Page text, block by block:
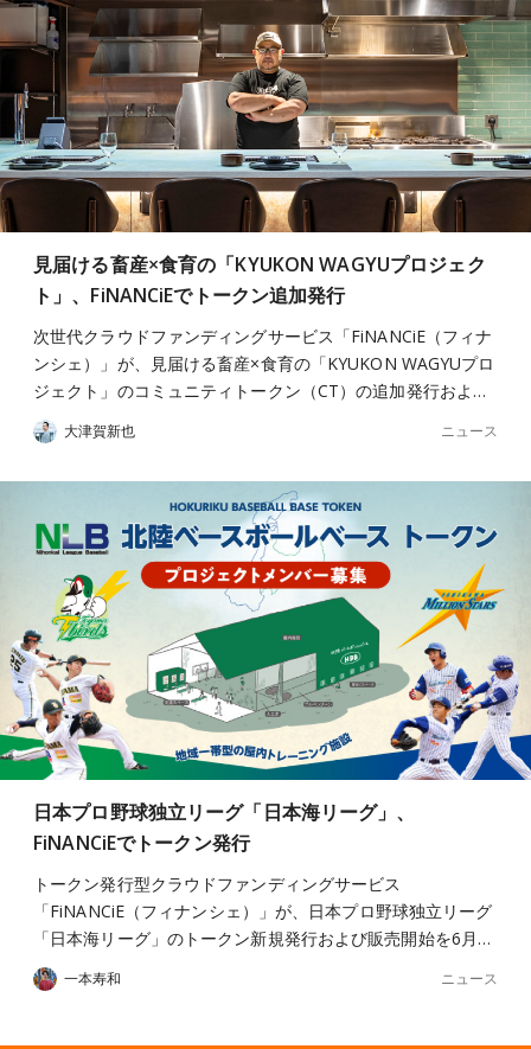
見届ける畜産×食育の「KYUKON WAGYUプロジェク
ト」、FiNANCiEでトークン追加発行
次世代クラウドファンディングサービス「FiNANCiE（フィナ
ンシェ）」が、見届ける畜産×食育の「KYUKON WAGYUプロ
ジェクト」のコミュニティトークン（CT）の追加発行およ…
大津賀新也 ニュース
日本プロ野球独立リーグ「日本海リーグ」、
FiNANCiEでトークン発行
トークン発行型クラウドファンディングサービス
「FiNANCiE（フィナンシェ）」が、日本プロ野球独立リーグ
「日本海リーグ」のトークン新規発行および販売開始を6月…
一本寿和 ニュース